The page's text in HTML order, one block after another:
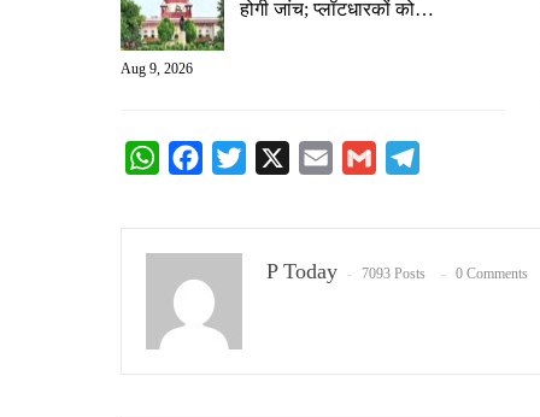
होगी जांच; प्लॉटधारकों को…
Aug 9, 2026
WhatsAppFacebook
Twitter Email Gmail
P Today 7093 Posts 0 Comments